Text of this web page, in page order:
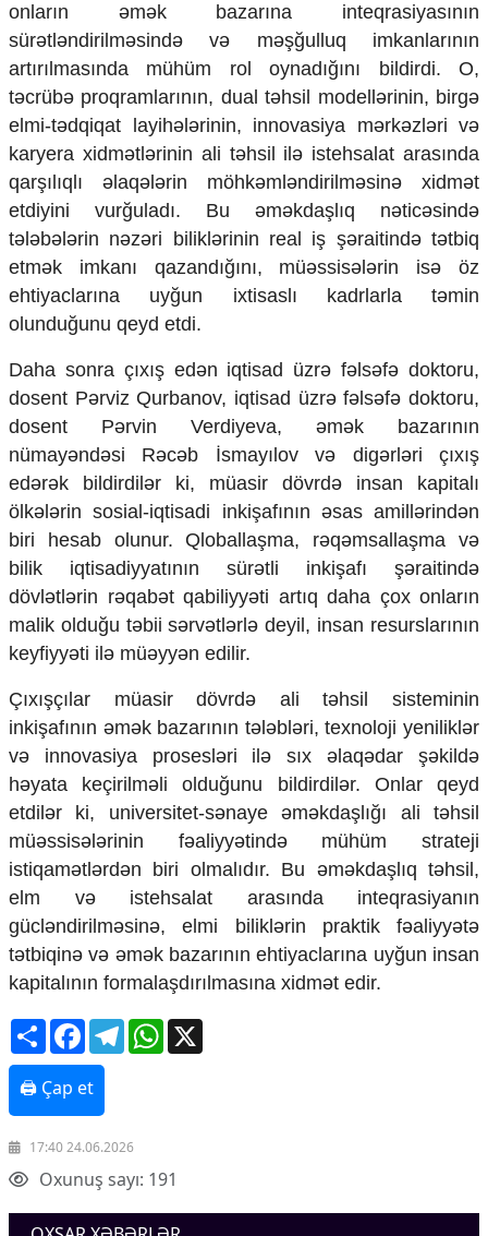
onların əmək bazarına inteqrasiyasının
sürətləndirilməsində və məşğulluq imkanlarının
artırılmasında mühüm rol oynadığını bildirdi. O,
təcrübə proqramlarının, dual təhsil modellərinin, birgə
elmi-tədqiqat layihələrinin, innovasiya mərkəzləri və
karyera xidmətlərinin ali təhsil ilə istehsalat arasında
qarşılıqlı əlaqələrin möhkəmləndirilməsinə xidmət
etdiyini vurğuladı. Bu əməkdaşlıq nəticəsində
tələbələrin nəzəri biliklərinin real iş şəraitində tətbiq
etmək imkanı qazandığını, müəssisələrin isə öz
ehtiyaclarına uyğun ixtisaslı kadrlarla təmin
olunduğunu qeyd etdi.
Daha sonra çıxış edən iqtisad üzrə fəlsəfə doktoru,
dosent Pərviz Qurbanov, iqtisad üzrə fəlsəfə doktoru,
dosent Pərvin Verdiyeva, əmək bazarının
nümayəndəsi Rəcəb İsmayılov və digərləri çıxış
edərək bildirdilər ki, müasir dövrdə insan kapitalı
ölkələrin sosial-iqtisadi inkişafının əsas amillərindən
biri hesab olunur. Qloballaşma, rəqəmsallaşma və
bilik iqtisadiyyatının sürətli inkişafı şəraitində
dövlətlərin rəqabət qabiliyyəti artıq daha çox onların
malik olduğu təbii sərvətlərlə deyil, insan resurslarının
keyfiyyəti ilə müəyyən edilir.
Çıxışçılar müasir dövrdə ali təhsil sisteminin
inkişafının əmək bazarının tələbləri, texnoloji yeniliklər
və innovasiya prosesləri ilə sıx əlaqədar şəkildə
həyata keçirilməli olduğunu bildirdilər. Onlar qeyd
etdilər ki, universitet-sənaye əməkdaşlığı ali təhsil
müəssisələrinin fəaliyyətində mühüm strateji
istiqamətlərdən biri olmalıdır. Bu əməkdaşlıq təhsil,
elm və istehsalat arasında inteqrasiyanın
gücləndirilməsinə, elmi biliklərin praktik fəaliyyətə
tətbiqinə və əmək bazarının ehtiyaclarına uyğun insan
kapitalının formalaşdırılmasına xidmət edir.
ShareFacebookTelegramWhatsApp
🖨 Çap et
17:40 24.06.2026
Oxunuş sayı: 191